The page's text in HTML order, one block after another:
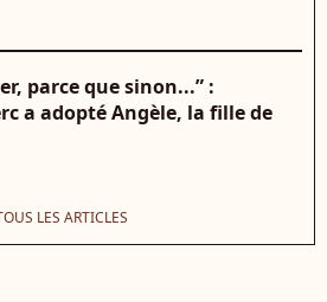
parce que sinon...” :
a adopté Angèle, la fille de
LES ARTICLES